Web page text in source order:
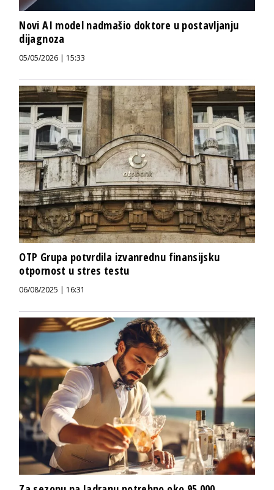
Novi AI model nadmašio doktore u postavljanju
dijagnoza
05/05/2026 | 15:33
OTP Grupa potvrdila izvanrednu finansijsku
otpornost u stres testu
06/08/2025 | 16:31